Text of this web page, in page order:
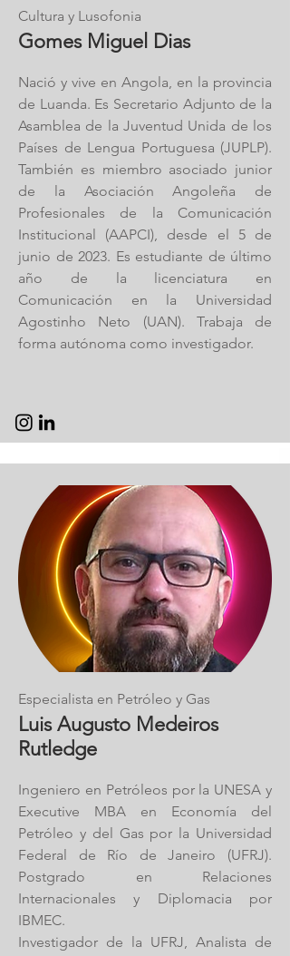
Cultura y Lusofonia
Gomes Miguel Dias
Nació y vive en Angola, en la provincia
de Luanda. Es Secretario Adjunto de la
Asamblea de la Juventud Unida de los
Países de Lengua Portuguesa (JUPLP).
También es miembro asociado junior
de la Asociación Angoleña de
Profesionales de la Comunicación
Institucional (AAPCI), desde el 5 de
junio de 2023. Es estudiante de último
año de la licenciatura en
Comunicación en la Universidad
Agostinho Neto (UAN). Trabaja de
forma autónoma como investigador.
Especialista en Petróleo y Gas
Luis Augusto Medeiros
Rutledge
Ingeniero en Petróleos por la UNESA y
Executive MBA en Economía del
Petróleo y del Gas por la Universidad
Federal de Río de Janeiro (UFRJ).
Postgrado en Relaciones
Internacionales y Diplomacia por
IBMEC.
Investigador de la UFRJ, Analista de